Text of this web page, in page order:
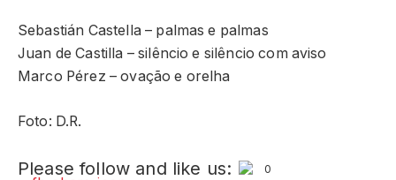
Sebastián Castella – palmas e palmas
Juan de Castilla – silêncio e silêncio com aviso
Marco Pérez – ovação e orelha
Foto: D.R.
Please follow and like us:
0